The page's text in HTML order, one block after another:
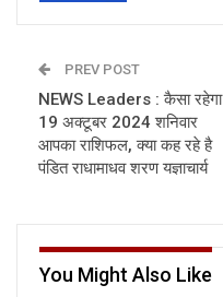
PREV POST
NEWS Leaders : कैसा रहेगा
19 अक्टूबर 2024 शनिवार
आपका राशिफल, क्या कह रहे है
पंडित राधामाधव शरण यज्ञाचार्य
You Might Also Like